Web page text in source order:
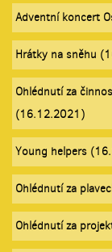
Adventní koncert
Hrátky na sněhu
Ohlédnutí za
(16.12.2021)
Young helpers
Ohlédnutí za
Ohlédnutí za